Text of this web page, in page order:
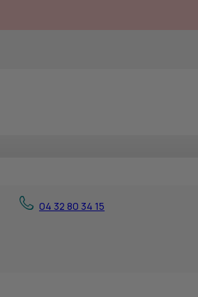
04 32 80 34 15